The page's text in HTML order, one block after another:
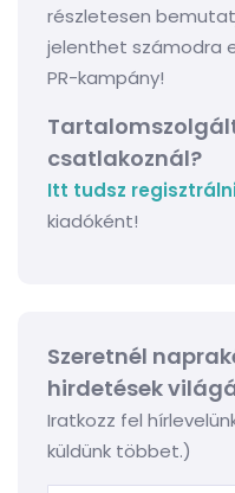
részletesen
jelenthet számodra
PR-kampány!
csatlakoznál?
Itt tudsz
kiadóként!
Szeretnél
hirdetések
Iratkozz fel
küldünk többet.)